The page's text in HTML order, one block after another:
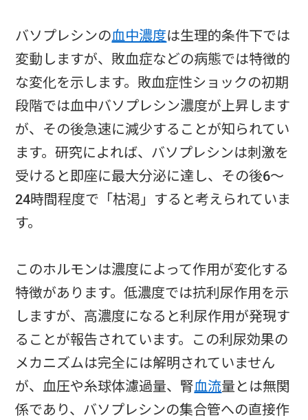
バソプレシンの血中濃度は生理的条件下では
変動しますが、敗血症などの病態では特徴的
な変化を示します。敗血症性ショックの初期
段階では血中バソプレシン濃度が上昇します
が、その後急速に減少することが知られてい
ます。研究によれば、バソプレシンは刺激を
受けると即座に最大分泌に達し、その後6〜
24時間程度で「枯渇」すると考えられていま
す。
このホルモンは濃度によって作用が変化する
特徴があります。低濃度では抗利尿作用を示
しますが、高濃度になると利尿作用が発現す
ることが報告されています。この利尿効果の
メカニズムは完全には解明されていません
が、血圧や糸球体濾過量、腎血流量とは無関
係であり、バソプレシンの集合管への直接作